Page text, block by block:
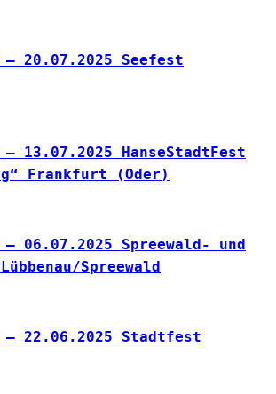
– 20.07.2025 Seefest
13.07.2025 HanseStadtFest
Frankfurt (Oder)
– 06.07.2025 Spreewald- und
Spreewald
– 22.06.2025 Stadtfest